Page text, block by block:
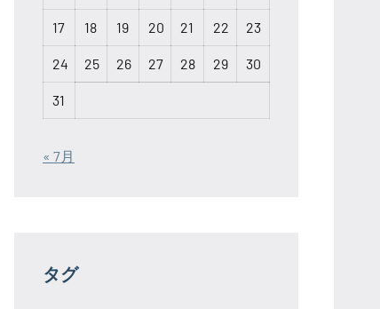
17 18 19 20 21 22 23
24 25 26 27 28 29 30
31
« 7月
タグ